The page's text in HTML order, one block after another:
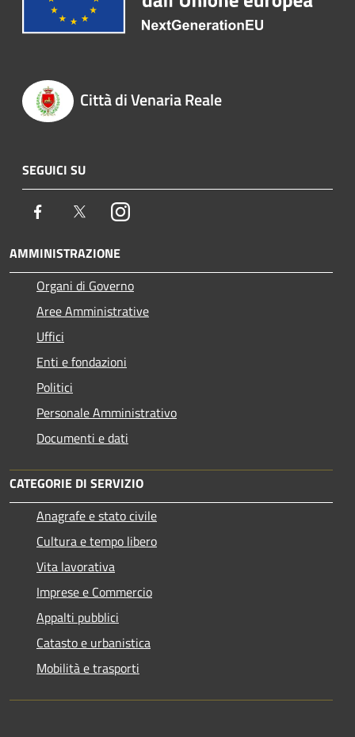
Città di Venaria Reale
SEGUICI SU
Facebook TwitterInstagram
AMMINISTRAZIONE
Organi di Governo
Aree Amministrative
Uffici
Enti e fondazioni
Politici
Personale Amministrativo
Documenti e dati
CATEGORIE DI SERVIZIO
Anagrafe e stato civile
Cultura e tempo libero
Vita lavorativa
Imprese e Commercio
Appalti pubblici
Catasto e urbanistica
Mobilità e trasporti